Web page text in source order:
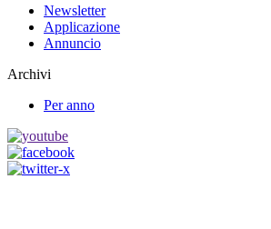
Newsletter
Applicazione
Annuncio
Archivi
Per anno